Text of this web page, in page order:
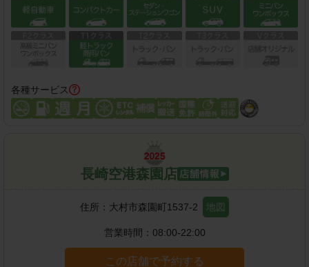
各種サービス
長崎空港森園店
住所： 大村市森園町1537-2 地図
営業時間： 08:00-22:00
この店舗で予約する